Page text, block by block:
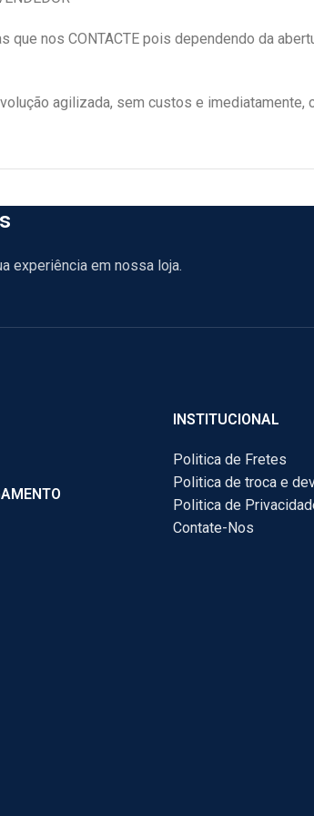
que nos CONTACTE pois dependendo da
agilizada, sem custos e imediatamente,
experiência em nossa loja.
INSTITUCIONAL
Politica de Fretes
Politica de troca e
Politica de
Contate-Nos